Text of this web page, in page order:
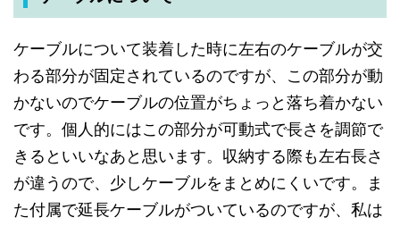
ケーブルについて装着した時に左右のケーブルが交
わる部分が固定されているのですが、 この部分が動
かないのでケーブルの位置がちょっと 落ち着かない
です。 個人的にはこの部分が可動式で長さを調節で
きると いいなあと 思います。 収納する 際も左右長さ
が違うので、 少しケーブルを まとめにくいです。
ま
た付属で延長ケーブルがついているのですが、 私は